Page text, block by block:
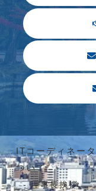
ITコーディネー
ついて
理事長挨拶